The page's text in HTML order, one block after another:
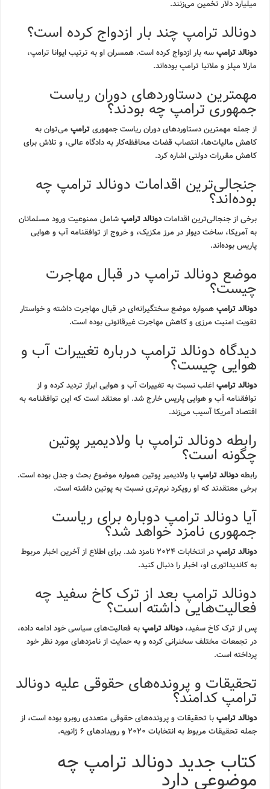
میلیارد دلار تخمین می‌زنند.
دونالد ترامپ چند بار ازدواج کرده است؟
دونالد ترامپسه بار ازدواج کرده است. همسران او به ترتیب ایوانا ترامپ،
مارلا مپلز و ملانیا ترامپ بوده‌اند.
مهمترین دستاوردهای دوران ریاست
جمهوری ترامپ چه بودند؟
از جمله مهمترین دستاوردهای دوران ریاست جمهوریترامپ می‌توان به
کاهش مالیات‌ها، انتصاب قضات محافظه‌کار به دادگاه عالی، و تلاش برای
کاهش مقررات دولتی اشاره کرد.
جنجالی‌ترین اقدامات دونالد ترامپ چه
بوده‌اند؟
برخی از جنجالی‌ترین اقداماتدونالد ترامپشامل ممنوعیت ورود مسلمانان
به آمریکا، ساخت دیوار در مرز مکزیک، و خروج از توافقنامه آب و هوایی
پاریس بوده‌اند.
موضع دونالد ترامپ در قبال مهاجرت
چیست؟
دونالد ترامپهمواره موضع سختگیرانه‌ای در قبال مهاجرت داشته و خواستار
تقویت امنیت مرزی و کاهش مهاجرت غیرقانونی بوده است.
دیدگاه دونالد ترامپ درباره تغییرات آب و
هوایی چیست؟
دونالد ترامپاغلب نسبت به تغییرات آب و هوایی ابراز تردید کرده و از
توافقنامه آب و هوایی پاریس خارج شد. او معتقد است که این توافقنامه به
اقتصاد آمریکا آسیب می‌زند.
رابطه دونالد ترامپ با ولادیمیر پوتین
چگونه است؟
رابطهدونالد ترامپبا ولادیمیر پوتین همواره موضوع بحث و جدل بوده است.
برخی معتقدند که او رویکرد نرم‌تری نسبت به پوتین داشته است.
آیا دونالد ترامپ دوباره برای ریاست
جمهوری نامزد خواهد شد؟
دونالد ترامپ
در انتخابات ۲۰۲۴ نامزد شد. برای اطلاع از آخرین اخبار مربوط
به کاندیداتوری او، اخبار را دنبال کنید.
دونالد ترامپ بعد از ترک کاخ سفید چه
فعالیت‌هایی داشته است؟
پس از ترک کاخ سفید،دونالد ترامپبه فعالیت‌های سیاسی خود ادامه داده،
در تجمعات مختلف سخنرانی کرده و به حمایت از نامزدهای مورد نظر خود
پرداخته است.
تحقیقات و پرونده‌های حقوقی علیه دونالد
ترامپ کدامند؟
دونالد ترامپبا تحقیقات و پرونده‌های حقوقی متعددی روبرو بوده است، از
جمله تحقیقات مربوط به انتخابات ۲۰۲۰ و رویدادهای ۶ ژانویه.
کتاب جدید دونالد ترامپ چه
موضوعی دارد